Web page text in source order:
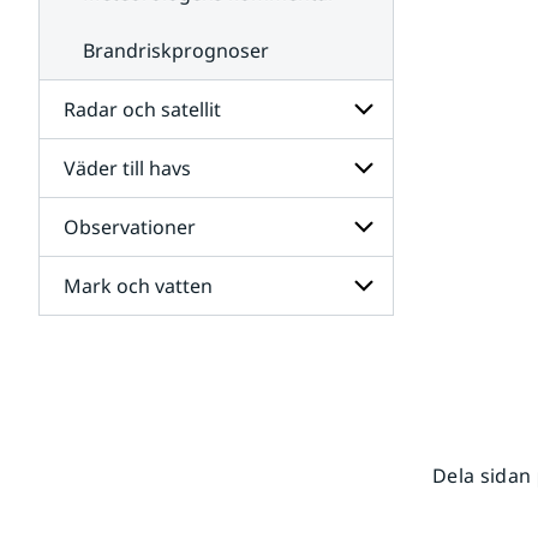
Brandriskprognoser
Radar och satellit
Undersidor
för
Radar
och
satellit
Väder till havs
Undersidor
för
Väder
till
havs
Observationer
Undersidor
för
Mark och vatten
Dela sidan